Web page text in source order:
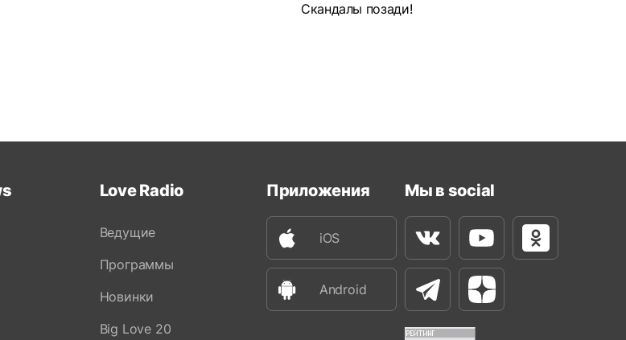
Скандалы позади!
Love Radio
Ведущие
Программы
Новинки
Big Love 20
Приложения
iOS
Android
Мы в social
ВконтактеYoutube
ТелеграмЯндекс Дзен